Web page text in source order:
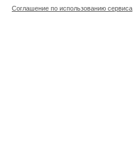
Соглашение по использованию сервиса